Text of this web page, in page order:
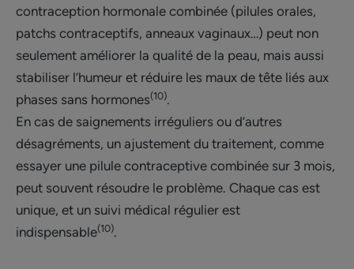
contraception hormonale combinée (pilules orales,
patchs contraceptifs, anneaux vaginaux…) peut non
seulement améliorer la qualité de la peau, mais aussi
stabiliser l’humeur et réduire les maux de tête liés aux
phases sans hormones(10).
En cas de saignements irréguliers ou d’autres
désagréments, un ajustement du traitement, comme
essayer une pilule contraceptive combinée sur 3 mois,
peut souvent résoudre le problème. Chaque cas est
unique, et un suivi médical régulier est
indispensable(10).